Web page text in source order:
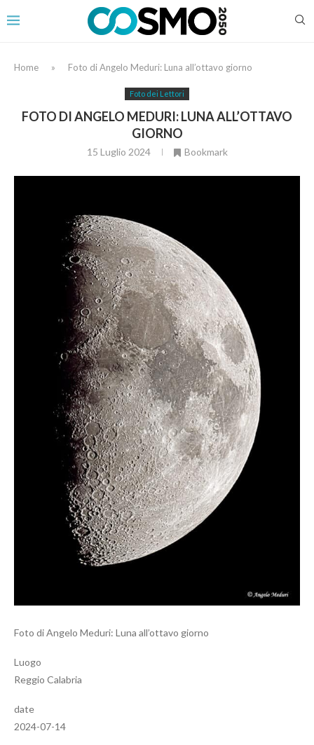
Home » Foto di Angelo Meduri: Luna all’ottavo giorno
Foto dei Lettori
FOTO DI ANGELO MEDURI: LUNA ALL’OTTAVO
GIORNO
15 Luglio 2024 Bookmark
Foto di Angelo Meduri: Luna all’ottavo giorno
Luogo
Reggio Calabria
date
2024-07-14